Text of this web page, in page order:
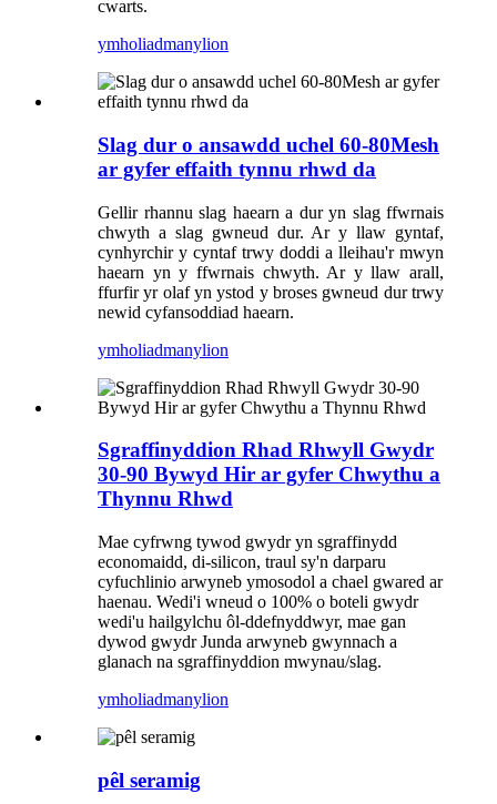
cwarts.
ymholiadmanylion
Slag dur o ansawdd uchel 60-80Mesh
ar gyfer effaith tynnu rhwd da
Gellir rhannu slag haearn a dur yn slag ffwrnais
chwyth a slag gwneud dur. Ar y llaw gyntaf,
cynhyrchir y cyntaf trwy doddi a lleihau'r mwyn
haearn yn y ffwrnais chwyth. Ar y llaw arall,
ffurfir yr olaf yn ystod y broses gwneud dur trwy
newid cyfansoddiad haearn.
ymholiadmanylion
Sgraffinyddion Rhad Rhwyll Gwydr
30-90 Bywyd Hir ar gyfer Chwythu a
Thynnu Rhwd
Mae cyfrwng tywod gwydr yn sgraffinydd
economaidd, di-silicon, traul sy'n darparu
cyfuchlinio arwyneb ymosodol a chael gwared ar
haenau. Wedi'i wneud o 100% o boteli gwydr
wedi'u hailgylchu ôl-ddefnyddwyr, mae gan
dywod gwydr Junda arwyneb gwynnach a
glanach na sgraffinyddion mwynau/slag.
ymholiadmanylion
pêl seramig